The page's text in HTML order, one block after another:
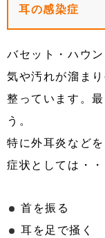
耳の感染症
バセット・ハウ
気や汚れが溜ま
整っています。
う。
特に外耳炎など
症状としては・・
首を振る
耳を足で掻く